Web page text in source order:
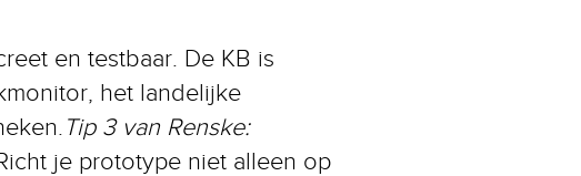
en testbaar. De KB is
het landelijke
Tip 3 van Renske:
je prototype niet alleen op